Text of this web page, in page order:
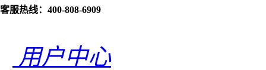
客服热线：400-808-6909
用户中心